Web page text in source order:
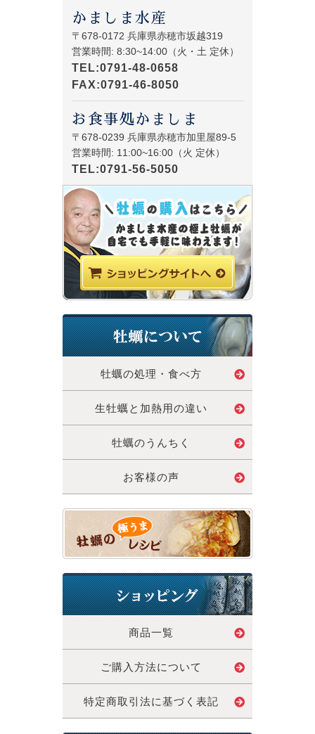
かましま水産
〒678-0172 兵庫県赤穂市坂越319
営業時間: 8:30~14:00（火・土 定休）
TEL:0791-48-0658
FAX:0791-46-8050
お食事処かましま
〒678-0239 兵庫県赤穂市加里屋89-5
営業時間: 11:00~16:00（火 定休）
TEL:0791-56-5050
牡蠣の処理・食べ方
生牡蠣と加熱用の違い
牡蠣のうんちく
お客様の声
商品一覧
ご購入方法について
特定商取引法に基づく表記